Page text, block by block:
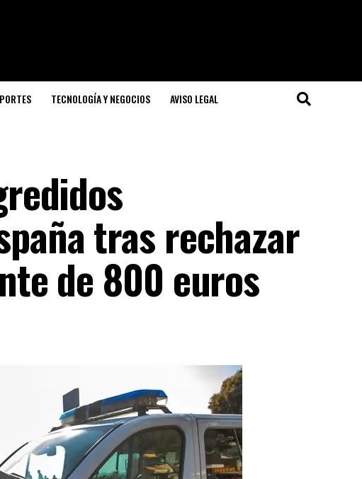
TECNOLOGÍA Y NEGOCIOS AVISO LEGAL
tras rechazar
de 800 euros